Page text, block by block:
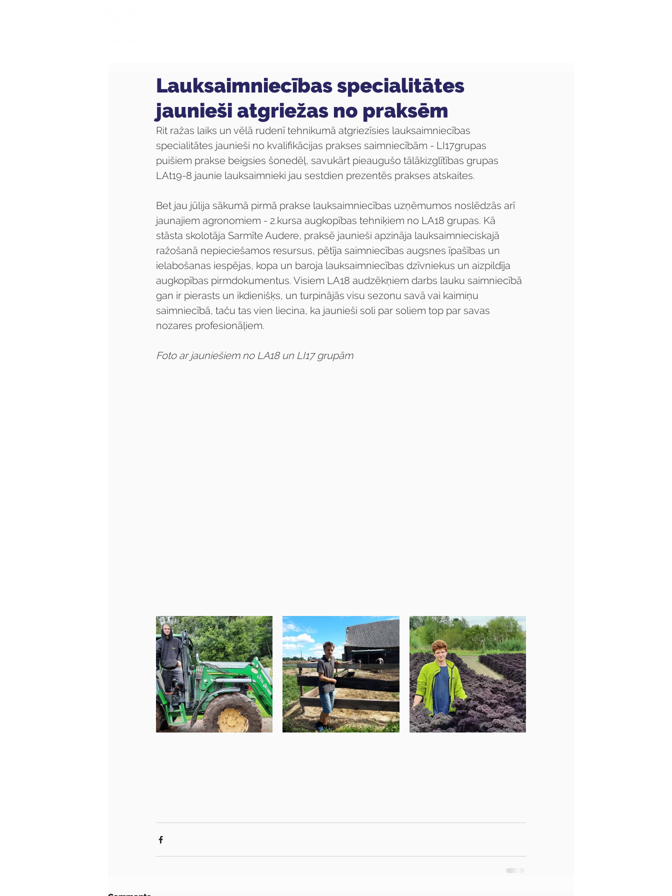
Lauksaimniecības specialitātes
jaunieši atgriežas no praksēm
Rit ražas laiks un vēlā rudenī tehnikumā atgriezīsies lauksaimniecības
specialitātes jaunieši no kvalifikācijas prakses saimniecībām - LI17grupas
puišiem prakse beigsies šonedēļ, savukārt pieaugušo tālākizglītības grupas
LAt19-8 jaunie lauksaimnieki jau sestdien prezentēs prakses atskaites.
Bet jau jūlija sākumā pirmā prakse lauksaimniecības uzņēmumos noslēdzās arī
jaunajiem agronomiem - 2.kursa augkopības tehniķiem no LA18 grupas. Kā
stāsta skolotāja Sarmīte Audere, praksē jaunieši apzināja lauksaimnieciskajā
ražošanā nepieciešamos resursus, pētīja saimniecības augsnes īpašības un
ielabošanas iespējas, kopa un baroja lauksaimniecības dzīvniekus un aizpildīja
augkopības pirmdokumentus. Visiem LA18 audzēkņiem darbs lauku saimniecībā
gan ir pierasts un ikdienišķs, un turpinājās visu sezonu savā vai kaimiņu
saimniecībā, taču tas vien liecina, ka jaunieši soli par soliem top par savas
nozares profesionāļiem.
Foto ar jauniešiem no LA18 un LI17 grupām